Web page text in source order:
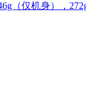
（仅机身），